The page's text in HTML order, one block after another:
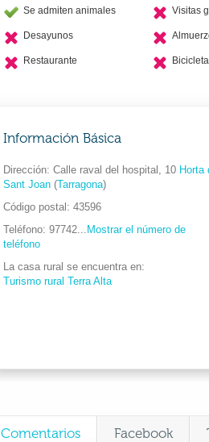
Se admiten animales
Visitas
Desayunos
Restaurante
Información Básica
Dirección Calle raval del hospital, 10 Horta
Sant Joan (Tarragona)
Código postal
43596
Teléfono 97742... Mostrar el número de
teléfono
La casa rural se encuentra en
Turismo rural Terra Alta
Comentarios Facebook